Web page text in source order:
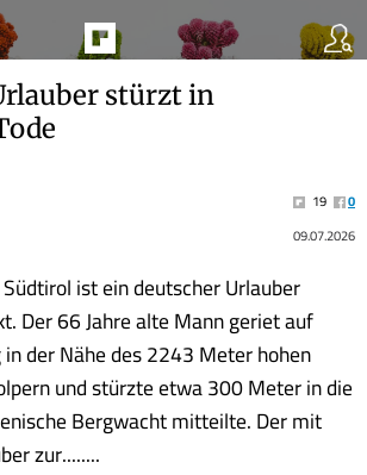
stürzt in
19
0
09.07.2026
ist ein deutscher Urlauber
Der 66 Jahre alte Mann geriet auf
der Nähe des 2243 Meter hohen
und stürzte etwa 300 Meter in die
Bergwacht mitteilte. Der mit
zur........